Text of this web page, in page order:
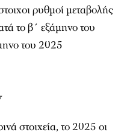
ρυθμοί μεταβολής
το β΄ εξάμηνο του
του 2025
στοιχεία, το 2025 οι